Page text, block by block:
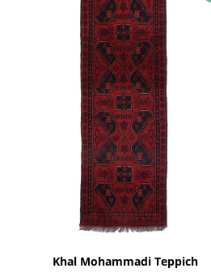
Khal Mohammadi Teppich